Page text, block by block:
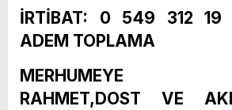
İRTİBAT: 0 549 312 19
ADEM TOPLAMA
MERHUMEYE
RAHMET,DOST VE